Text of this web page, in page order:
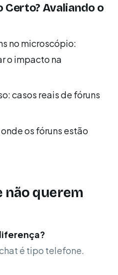
Certo? Avaliando o
no microscópio:
o impacto na
casos reais de fóruns
os fóruns estão
não querem
é tipo telefone.